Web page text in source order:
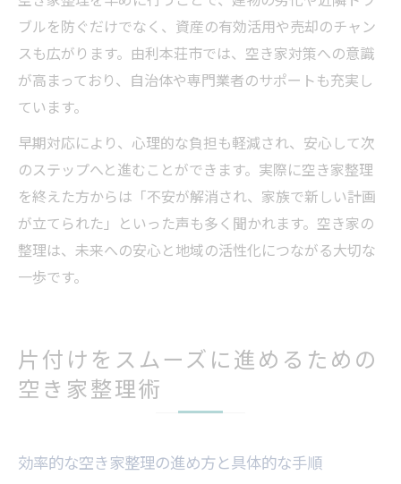
ブルを防ぐだけでなく、資産の有効活用や売却のチャン
スも広がります。由利本荘市では、空き家対策への意識
が高まっており、自治体や専門業者のサポートも充実し
ています。
早期対応により、心理的な負担も軽減され、安心して次
のステップへと進むことができます。実際に空き家整理
を終えた方からは「不安が解消され、家族で新しい計画
が立てられた」といった声も多く聞かれます。空き家の
整理は、未来への安心と地域の活性化につながる大切な
一歩です。
片付けをスムーズに進めるための
空き家整理術
効率的な空き家整理の進め方と具体的な手順